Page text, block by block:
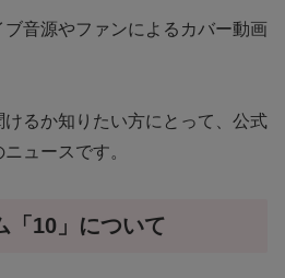
ブ音源やファンによるカバー動画
けるか知りたい方にとって、公式
ュースです。
「10」について